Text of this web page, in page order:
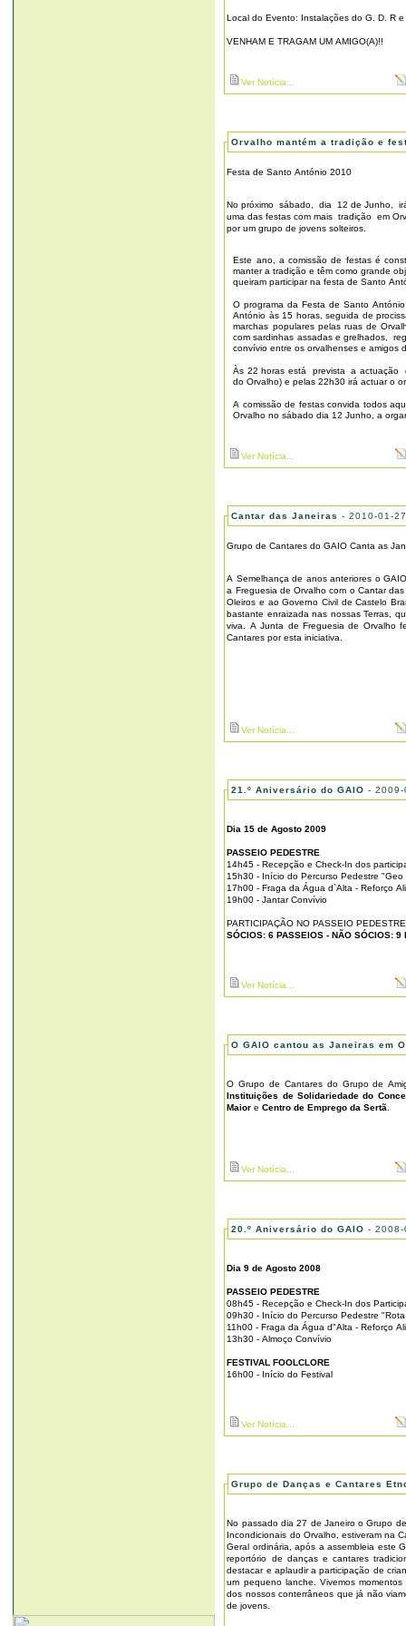
Local do Evento: Instalações do G. D. R
VENHAM E TRAGAM UM AMIGO(A)!!
Ver Notícia...
Orvalho mantém a tradição e
Festa de Santo António 2010
No próximo sábado, dia 12 de Junho,
uma das festas com mais tradição em
por um grupo de jovens solteiros.
Este ano, a comissão de festas é
manter a tradição e têm como grande
queiram participar na festa de Santo
O programa da Festa de Santo
António às 15 horas, seguida de
marchas populares pelas ruas de
com sardinhas assadas e grelhados,
convívio entre os orvalhenses e amigos
Às 22 horas está prevista a actuação
do Orvalho) e pelas 22h30 irá actuar o
A comissão de festas convida todos
Orvalho no sábado dia 12 Junho, a
Ver Notícia...
Cantar das Janeiras- 2010-01-
Grupo de Cantares do GAIO Canta as
A Semelhança de anos anteriores o
a Freguesia de Orvalho com o Cantar
Oleiros e ao Governo Civil de Castelo
bastante enraizada nas nossas Terras,
viva. A Junta de Freguesia de Orvalho
Cantares por esta iniciativa.
Ver Notícia...
21.º Aniversário do GAIO -
Dia 15 de Agosto 2009
PASSEIO PEDESTRE
14h45 - Recepção e Check-In dos
15h30 - Início do Percurso Pedestre
17h00 - Fraga da Água d`Alta - Reforço
19h00 - Jantar Convívio
PARTICIPAÇÃO NO PASSEIO
SÓCIOS: 6 PASSEIOS - NÃO SÓCIOS: 9
Ver Notícia...
O GAIO cantou as Janeiras em
O Grupo de Cantares do Grupo de
Instituições de Solidariedade do
Maior eCentro de Emprego da Sertã
Ver Notícia...
20.º Aniversário do GAIO -
Dia 9 de Agosto 2008
PASSEIO PEDESTRE
08h45 - Recepção e Check-In dos
09h30 - Início do Percurso Pedestre
11h00 - Fraga da Água d"Alta - Reforço
13h30 - Almoço Convívio
FESTIVAL FOOLCLORE
16h00 - Início do Festival
Ver Notícia...
Grupo de Danças e Cantares
No passado dia 27 de Janeiro o Grupo
Incondicionais do Orvalho, estiveram na
Geral ordinária, após a assembleia este
reportório de danças e cantares
destacar e aplaudir a participação de
um pequeno lanche. Vivemos
dos nossos conterrâneos que já não
de jovens.